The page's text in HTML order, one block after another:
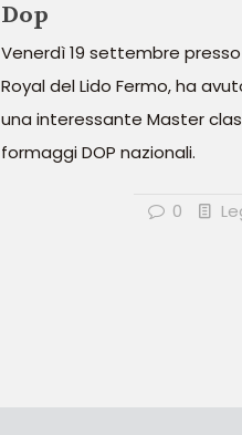
Dop
Venerdì 19 settembre
Royal del Lido Fermo, ha
una interessante Master
formaggi DOP nazionali.
0